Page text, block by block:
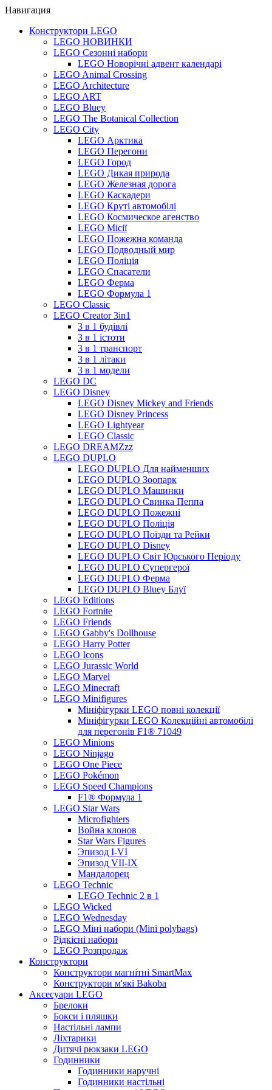
Навигация
Конструктори LEGO
LEGO НОВИНКИ
LEGO Сезонні набори
LEGO Новорічні адвент календарі
LEGO Animal Crossing
LEGO Architecture
LEGO ART
LEGO Bluey
LEGO The Botanical Collection
LEGO City
LEGO Арктика
LEGO Перегони
LEGO Город
LEGO Дикая природа
LEGO Железная дорога
LEGO Каскадери
LEGO Круті автомобілі
LEGO Космическое агенство
LEGO Місії
LEGO Пожежна команда
LEGO Подводный мир
LEGO Поліція
LEGO Спасатели
LEGO Ферма
LEGO Формула 1
LEGO Classic
LEGO Creator 3in1
3 в 1 будівлі
3 в 1 істоти
3 в 1 транспорт
3 в 1 літаки
3 в 1 модели
LEGO DC
LEGO Disney
LEGO Disney Mickey and Friends
LEGO Disney Princess
LEGO Lightyear
LEGO Classic
LEGO DREAMZzz
LEGO DUPLO
LEGO DUPLO Для найменших
LEGO DUPLO Зоопарк
LEGO DUPLO Машинки
LEGO DUPLO Свинка Пеппа
LEGO DUPLO Пожежні
LEGO DUPLO Поліція
LEGO DUPLO Поїзди та Рейки
LEGO DUPLO Disney
LEGO DUPLO Світ Юрського Періоду
LEGO DUPLO Супергерої
LEGO DUPLO Ферма
LEGO DUPLO Bluey Блуї
LEGO Editions
LEGO Fortnite
LEGO Friends
LEGO Gabby's Dollhouse
LEGO Harry Potter
LEGO Icons
LEGO Jurassic World
LEGO Marvel
LEGO Minecraft
LEGO Minifigures
Мініфігурки LEGO повні колекції
Мініфігурки LEGO Колекційні автомобілі
для перегонів F1® 71049
LEGO Minions
LEGO Ninjago
LEGO One Piece
LEGO Pokémon
LEGO Speed Champions
F1® Формула 1
LEGO Star Wars
Microfighters
Война клонов
Star Wars Figures
Эпизод I-VI
Эпизод VII-IX
Мандалорец
LEGO Technic
LEGO Technic 2 в 1
LEGO Wicked
LEGO Wednesday
LEGO Міні набори (Mini polybags)
Рідкісні набори
LEGO Розпродаж
Конструктори
Конструктори магнітні SmartMax
Конструктори м'які Bakoba
Аксесуари LEGO
Брелоки
Бокси і пляшки
Настільні лампи
Ліхтарики
Дитячі рюкзаки LEGO
Годинники
Годинники наручні
Годинники настільні